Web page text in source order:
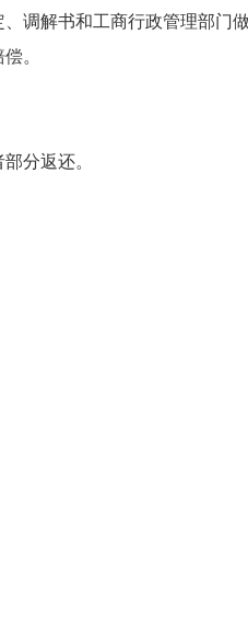
解书和工商行政管理部门
。
分返还。